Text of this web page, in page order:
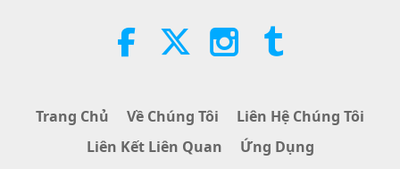
38:07
Đạo Đức Hồi Giáo Về Nước: Trích
Tuyển Kinh Hadith, Phần 1/2
Trang Chủ Về Chúng Tôi
Liên Hệ Chúng Tôi
Liên Kết Liên Quan
Ứng Dụng